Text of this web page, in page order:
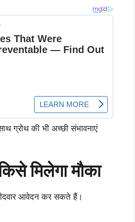
ग्रोथ की भी अच्छी संभावनाएं
मिलेगा मौका
आवेदन कर सकते हैं।